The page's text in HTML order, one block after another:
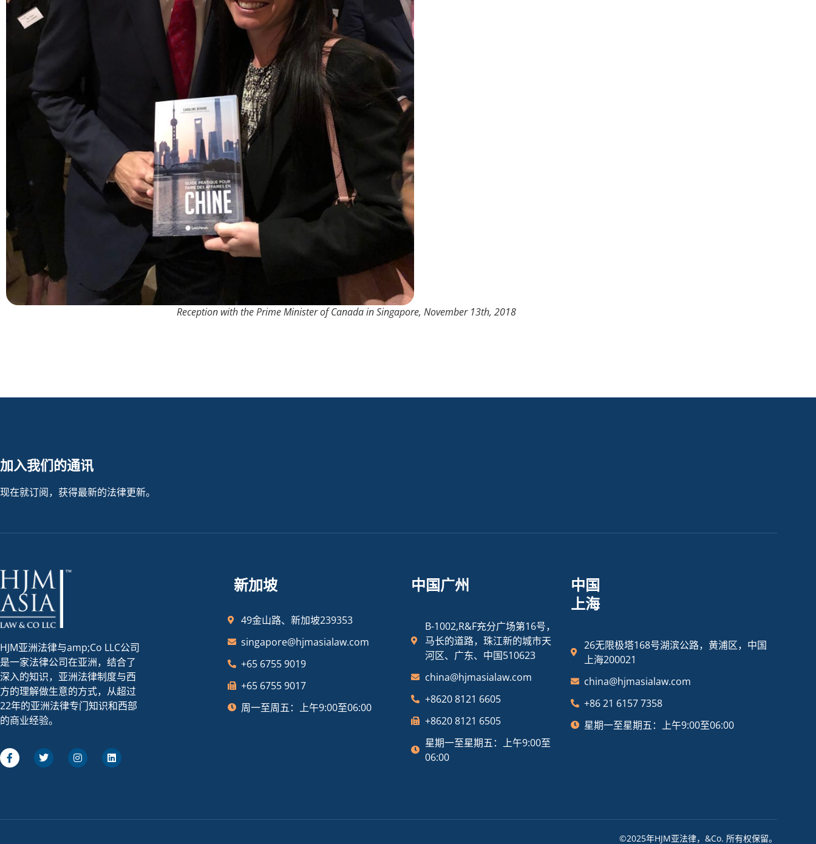
Reception with the Prime Minister of Canada in Singapore, November 13th, 2018
加入我们的通讯
现在就订阅，获得最新的法律更新。
HJM亚洲法律与amp;Co LLC公司
是一家法律公司在亚洲，结合了
深入的知识，亚洲法律制度与西
方的理解做生意的方式，从超过
22年的亚洲法律专门知识和西部
的商业经验。
新加坡
49金山路、新加坡239353
singapore@hjmasialaw.com
+65 6755 9019
+65 6755 9017
周一至周五：上午9:00至06:00
中国广州
B-1002,R&F充分广场第16号，
马长的道路，珠江新的城市天
河区、广东、中国510623
china@hjmasialaw.com
+8620 8121 6605
+8620 8121 6505
星期一至星期五：上午9:00至
06:00
中国
上海
26无限极塔168号湖滨公路，黄浦区，中国
上海200021
china@hjmasialaw.com
+86 21 6157 7358
星期一至星期五：上午9:00至06:00
©2025年HJM亚法律，&Co. 所有权保留。